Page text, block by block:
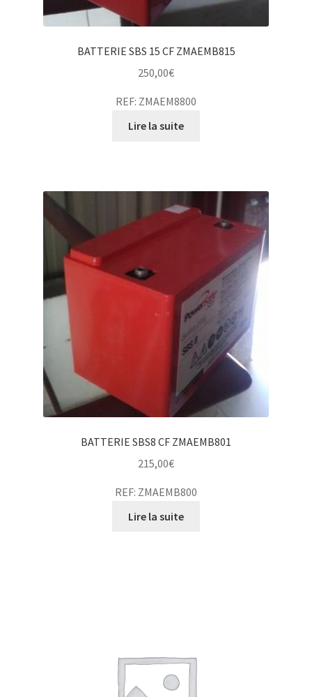
BATTERIE SBS 15 CF ZMAEMB815
250,00€
REF: ZMAEM8800
Lire la suite
BATTERIE SBS8 CF ZMAEMB801
215,00€
REF: ZMAEMB800
Lire la suite